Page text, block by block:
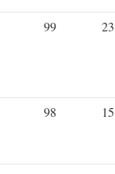
99 23
98 15